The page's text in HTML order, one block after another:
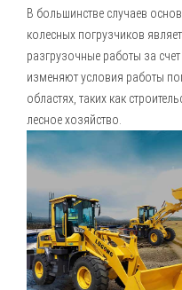
В большинстве случаев
колесных погрузчиков
разгрузочные работы за
изменяют условия работы
областях, таких как
лесное хозяйство.